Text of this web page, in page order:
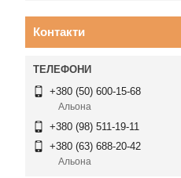
Контакти
+380 (50) 600-15-68
Альона
+380 (98) 511-19-11
+380 (63) 688-20-42
Альона